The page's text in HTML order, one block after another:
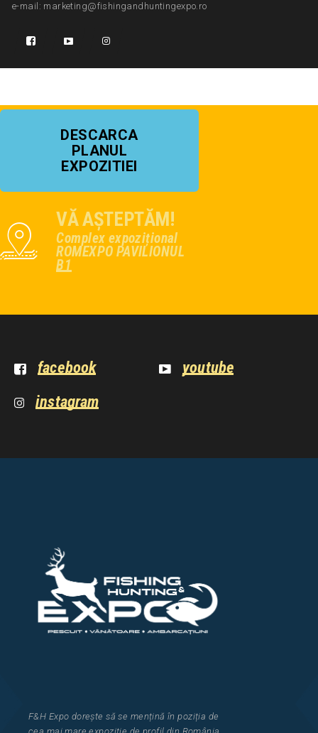
e-mail: marketing@fishingandhuntingexpo.ro
DESCARCA
PLANUL
EXPOZITIEI
VĂ AȘTEPTĂM!
Complex expozițional
ROMEXPO PAVILIONUL
B1
facebook
youtube
instagram
F&H Expo dorește să se mențină în poziția de